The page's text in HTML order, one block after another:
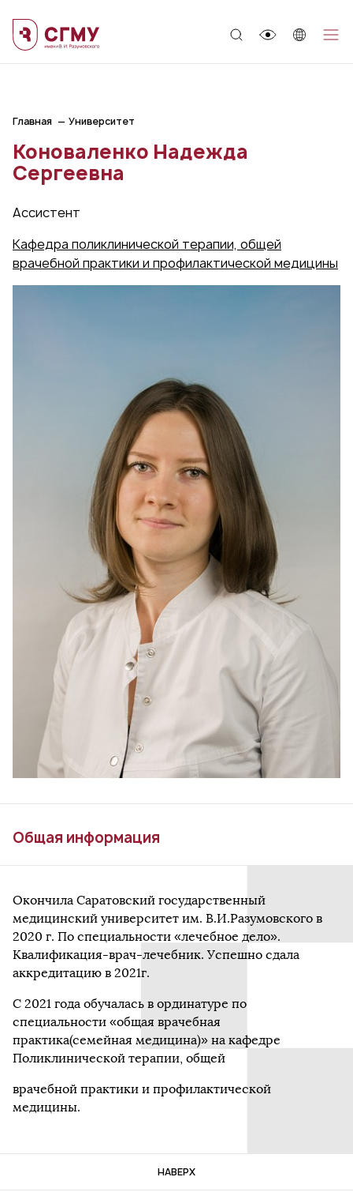
Главная Университет
Коноваленко Надежда
Сергеевна
Ассистент
Кафедра поликлинической терапии, общей
врачебной практики и профилактической медицины
Общая информация
Окончила Саратовский государственный
медицинский университет им. В.И.Разумовского в
2020 г. По специальности «лечебное дело».
Квалификация-врач-лечебник. Успешно сдала
аккредитацию в 2021г.
С 2021 года обучалась в ординатуре по
специальности «общая врачебная
практика(семейная медицина)» на кафедре
Поликлинической терапии, общей
врачебной практики и профилактической
медицины.
НАВЕРХ